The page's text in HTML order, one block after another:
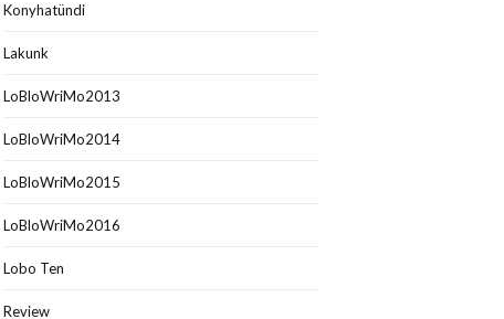
Konyhatündi
Lakunk
LoBloWriMo2013
LoBloWriMo2014
LoBloWriMo2015
LoBloWriMo2016
Lobo Ten
Review